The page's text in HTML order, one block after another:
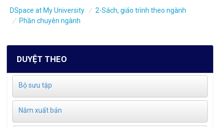
DSpace at My University
2-Sách, giáo trình theo ngành
Phần chuyên ngành
DUYỆT THEO
Bộ sưu tập
Năm xuất bản